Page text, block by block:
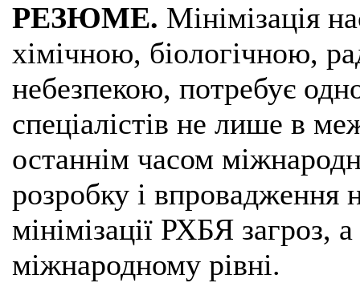
РЕЗЮМЕ. Мінімізація
хімічною, біологічною,
небезпекою, потребує
спеціалістів не лише в
останнім часом
розробку і впровадження
мінімізації РХБЯ загроз,
міжнародному рівні.